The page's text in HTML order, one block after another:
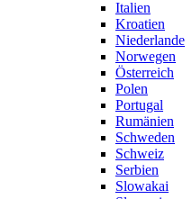
Italien
Kroatien
Niederlande
Norwegen
Österreich
Polen
Portugal
Rumänien
Schweden
Schweiz
Serbien
Slowakai